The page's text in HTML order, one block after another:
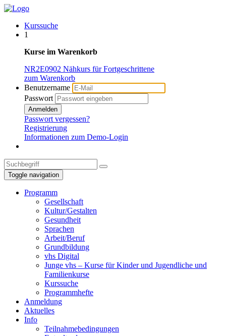
Kurssuche
1
Kurse im Warenkorb
NR2E0902 Nähkurs für Fortgeschrittene
zum Warenkorb
Benutzername
Passwort
Anmelden
Passwort vergessen?
Registrierung
Informationen zum Demo-Login
Toggle navigation
Programm
Gesellschaft
Kultur/Gestalten
Gesundheit
Sprachen
Arbeit/Beruf
Grundbildung
vhs Digital
Junge vhs – Kurse für Kinder und Jugendliche und
Familienkurse
Kurssuche
Programmhefte
Anmeldung
Aktuelles
Info
Teilnahmebedingungen